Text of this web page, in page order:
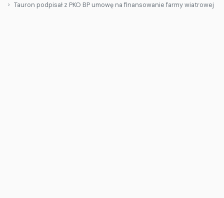
Tauron podpisał z PKO BP umowę na finansowanie farmy wiatrowej